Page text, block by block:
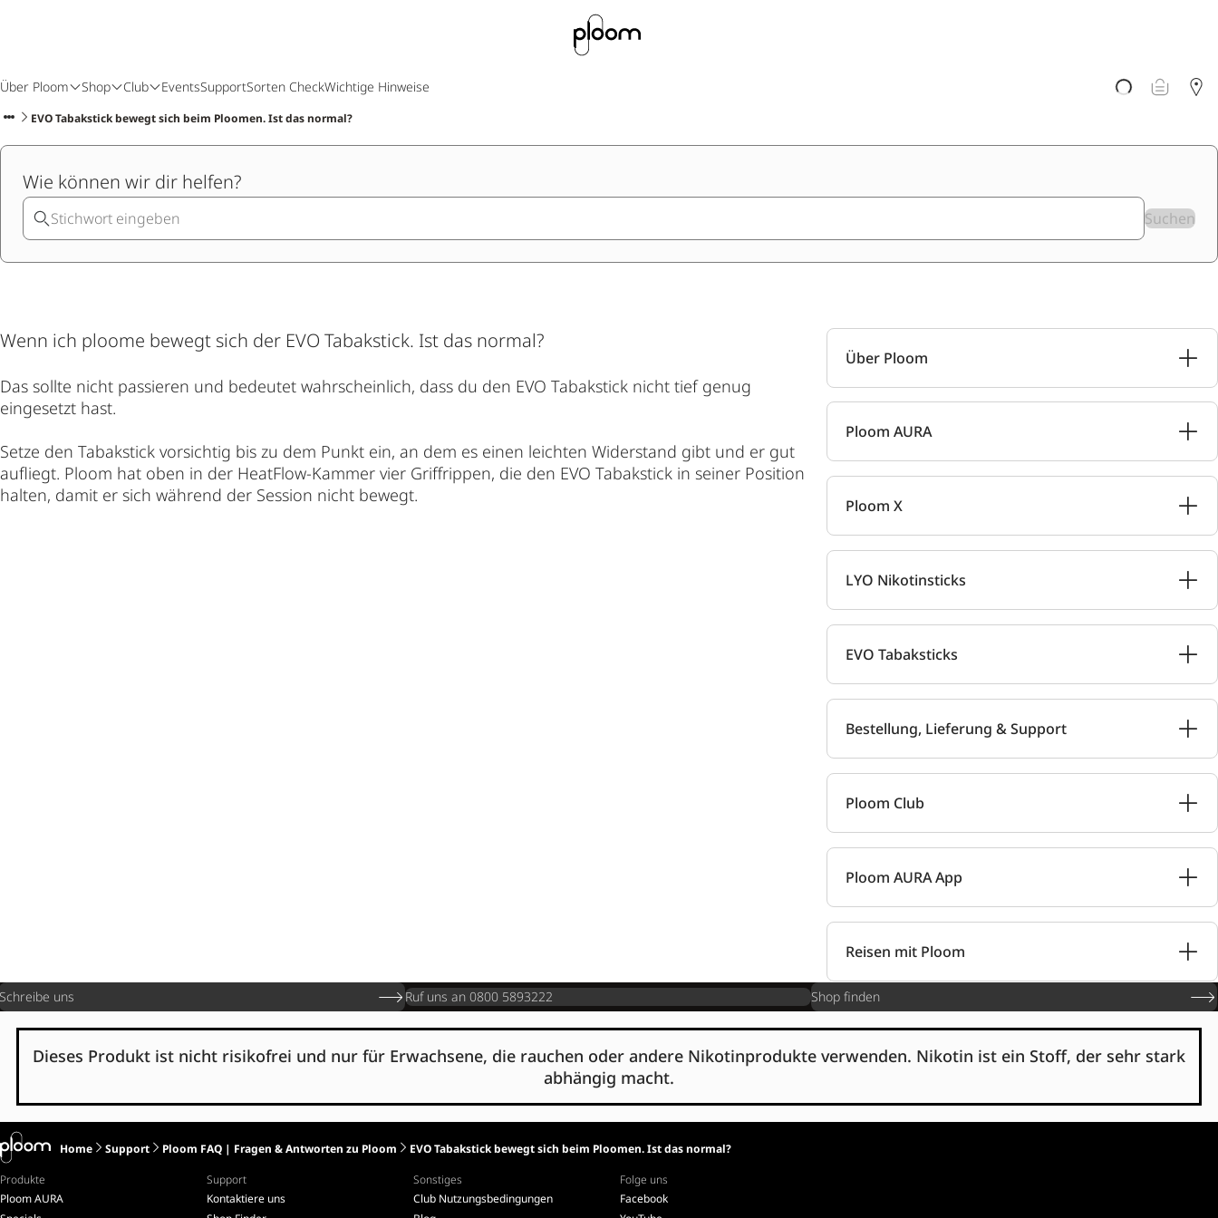
Über Ploom Shop Club EventsSupportSorten CheckWichtige Hinweise
EVO Tabakstick bewegt sich beim Ploomen. Ist das normal?
Wie können wir dir helfen?
Suchen
Wenn ich ploome bewegt sich der EVO Tabakstick. Ist das normal?
Das sollte nicht passieren und bedeutet wahrscheinlich, dass du den EVO Tabakstick nicht tief genug
eingesetzt hast.
Setze den Tabakstick vorsichtig bis zu dem Punkt ein, an dem es einen leichten Widerstand gibt und er gut
aufliegt. Ploom hat oben in der HeatFlow-Kammer vier Griffrippen, die den EVO Tabakstick in seiner Position
halten, damit er sich während der Session nicht bewegt.
Über Ploom
Ploom AURA
Ploom X
LYO Nikotinsticks
EVO Tabaksticks
Bestellung, Lieferung & Support
Ploom Club
Ploom AURA App
Reisen mit Ploom
Schreibe uns Ruf uns an 0800 5893222 Shop finden
Dieses Produkt ist nicht risikofrei und nur für Erwachsene, die rauchen oder andere Nikotinprodukte verwenden. Nikotin ist ein Stoff, der sehr stark
abhängig macht.
Home Support Ploom FAQ | Fragen & Antworten zu Ploom
EVO Tabakstick bewegt sich beim Ploomen. Ist das normal?
Produkte
Ploom AURA
Support
Kontaktiere uns
Sonstiges
Club Nutzungsbedingungen
Folge uns
Facebook